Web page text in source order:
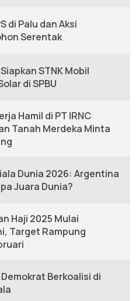
di Palu dan Aksi
Serentak
STNK Mobil
di SPBU
Hamil di PT IRNC
Tanah Merdeka Minta
Dunia 2026: Argentina
Juara Dunia?
Haji 2025 Mulai
Target Rampung
Berkoalisi di